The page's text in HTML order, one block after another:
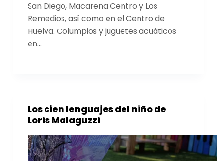
San Diego, Macarena Centro y Los
Remedios, así como en el Centro de
Huelva. Columpios y juguetes acuáticos
en…
Los cien lenguajes del niño de
Loris Malaguzzi